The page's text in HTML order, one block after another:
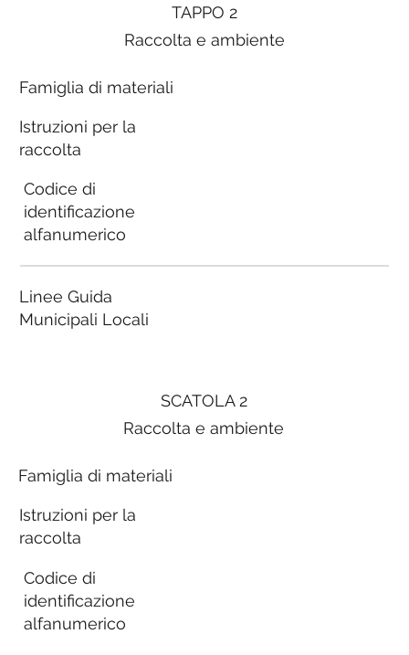
SCATOLA 2
Raccolta e ambiente
Famiglia di materiali
Istruzioni per la
raccolta
Codice di
identificazione
alfanumerico
TAPPO 2
Raccolta e ambiente
Famiglia di materiali
Istruzioni per la
raccolta
Codice di
identificazione
alfanumerico
Linee Guida
Municipali Locali